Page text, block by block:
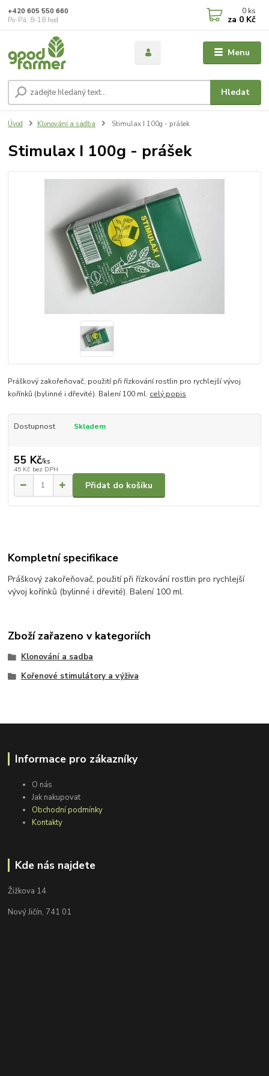
Menu
Hledat
+420 605 550 660
Po-Pá, 8-18 hod
0 ks
za 0 Kč
Úvod Klonování a sadba Stimulax I 100g - prášek
Stimulax I 100g - prášek
Práškový zakořeňovač, použití při řízkování rostlin pro rychlejší vývoj
kořínků (bylinné i dřevité). Balení 100 ml. celý popis
Dostupnost Skladem
55 Kč/ks
45 Kč bez DPH
Přidat do košíku
Kompletní specifikace
Práškový zakořeňovač, použití při řízkování rostlin pro rychlejší
vývoj kořínků (bylinné i dřevité). Balení 100 ml.
Zboží zařazeno v kategoriích
Klonování a sadba
Kořenové stimulátory a výživa
Informace pro zákazníky
O nás
Jak nakupovat
Obchodní podmínky
Kontakty
Kde nás najdete
Žižkova 14
Nový Jičín, 741 01